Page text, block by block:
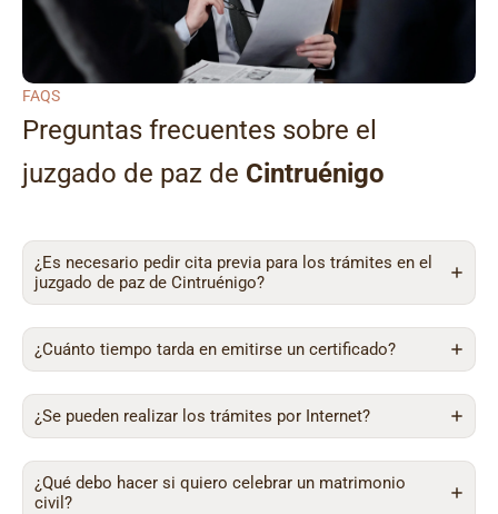
FAQS
Preguntas frecuentes sobre el
juzgado de paz de Cintruénigo
¿Es necesario pedir cita previa para los trámites en el
juzgado de paz de Cintruénigo?
¿Cuánto tiempo tarda en emitirse un certificado?
¿Se pueden realizar los trámites por Internet?
¿Qué debo hacer si quiero celebrar un matrimonio
civil?